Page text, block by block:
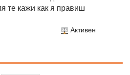
те кажи как я правиш
Активен